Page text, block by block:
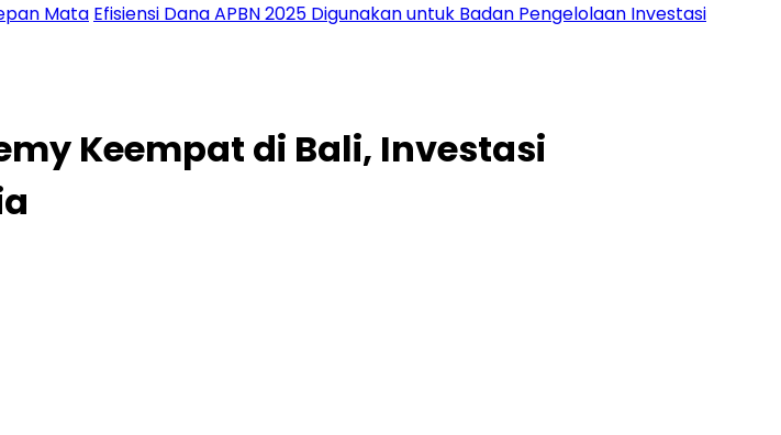
Mata Efisiensi Dana APBN 2025 Digunakan untuk Badan Pengelolaan Investasi
Keempat di Bali, Investasi